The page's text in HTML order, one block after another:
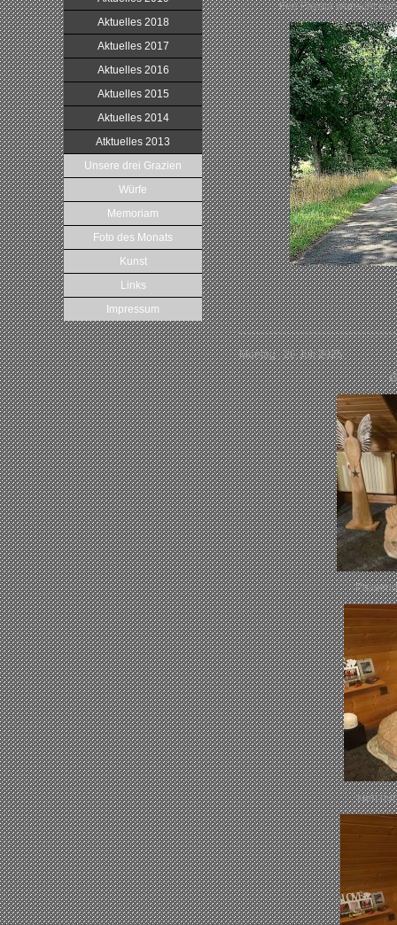
Aktuelles 2018
Aktuelles 2017
Aktuelles 2016
Aktuelles 2015
Aktuelles 2014
Atktuelles 2013
Unsere drei Grazien
Würfe
Memoriam
Foto des Monats
Kunst
Links
Impressum
Fee Fayola wünscht
Montag , 28.Juli 2025
kam